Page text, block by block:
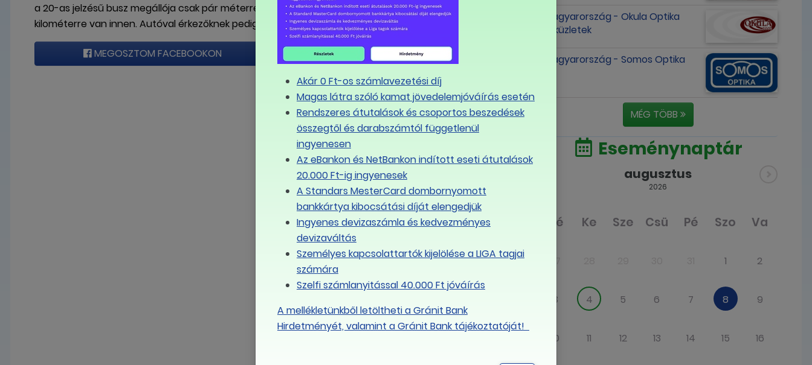
a 20-as jelzésű busz megállója csak pár méterre található, de a szegedi pályaudvar is csak egy
kilométerre van innen. Autóval érkezőknek pedig nem kell parkolási díjat fizetniük a közelben parkolva.
MEGOSZTOM FACEBOOKON LINK MÁSOLÁSA
Magyarország - Okula Optika
szaküzletek
Magyarország - Somos Optika
MÉG TÖBB
Eseménynaptár
augusztus
2026
Hé Ke Sze Csü Pé Szo Va
1 2
3 4 5 6 7 8 9
10 11 12 13 14 15 16
Akár 0 Ft-os számlavezetési díj
Magas látra szóló kamat jövedelemjóváírás esetén
Rendszeres átutalások és csoportos beszedések
összegtől és darabszámtól függetlenül
ingyenesen
Az eBankon és NetBankon indított eseti átutalások
20.000 Ft-ig ingyenesek
A Standars MesterCard dombornyomott
bankkártya kibocsátási díját elengedjük
Ingyenes devizaszámla és kedvezményes
devizaváltás
Személyes kapcsolattartók kijelölése a LIGA tagjai
számára
Szelfi számlanyitással 40.000 Ft jóváírás
A mellékletünkből letöltheti a Gránit Bank
Hirdetményét, valamint a Gránit Bank tájékoztatóját!